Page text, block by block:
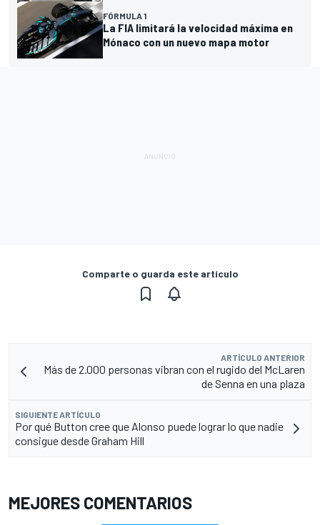
FÓRMULA 1
La FIA limitará la velocidad máxima en
Mónaco con un nuevo mapa motor
Comparte o guarda este artículo
ARTÍCULO ANTERIOR
Más de 2.000 personas vibran con el rugido del McLaren
de Senna en una plaza
SIGUIENTE ARTÍCULO
Por qué Button cree que Alonso puede lograr lo que nadie
consigue desde Graham Hill
MEJORES COMENTARIOS